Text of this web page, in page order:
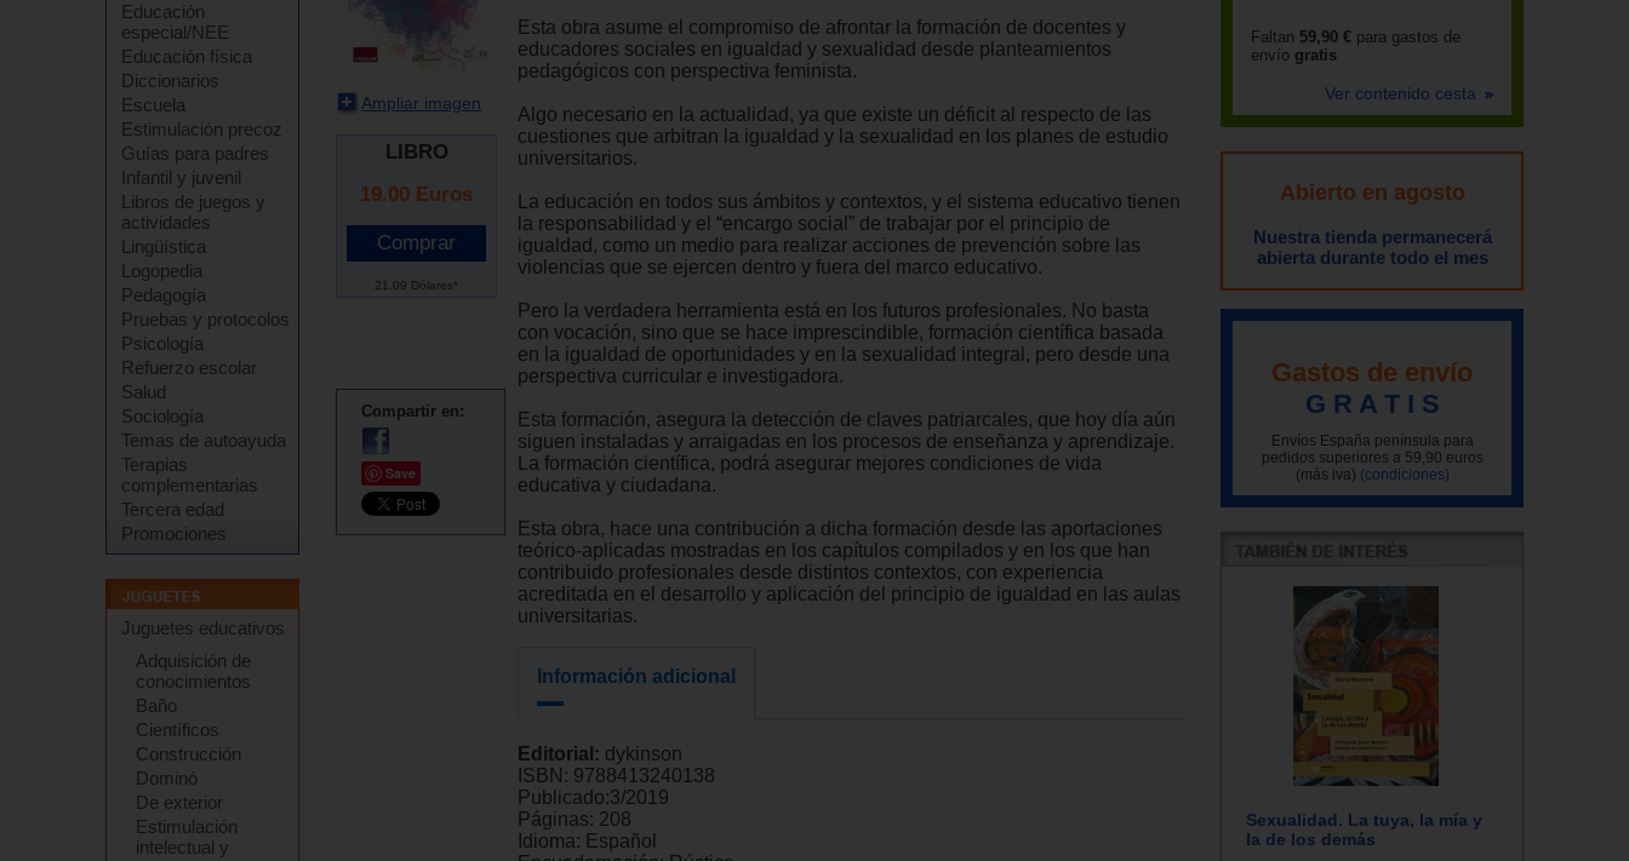
Educación
especial/NEE
Educación física
Diccionarios
Escuela
Estimulación precoz
Guías para padres
Infantil y juvenil
Libros de juegos y
actividades
Lingüística
Logopedia
Pedagogía
Pruebas y protocolos
Psicología
Refuerzo escolar
Salud
Sociología
Temas de autoayuda
Terapias
complementarias
Tercera edad
Promociones
Juguetes educativos
Adquisición de
conocimientos
Baño
Científicos
Construcción
Dominó
De exterior
Estimulación
intelectual y
Ampliar imagen
LIBRO
19.00 Euros
21.09 Dólares*
Compartir en:
Save
Esta obra asume el compromiso de afrontar la formación de docentes y
educadores sociales en igualdad y sexualidad desde planteamientos
pedagógicos con perspectiva feminista.
Algo necesario en la actualidad, ya que existe un déficit al respecto de las
cuestiones que arbitran la igualdad y la sexualidad en los planes de estudio
universitarios.
La educación en todos sus ámbitos y contextos, y el sistema educativo tienen
la responsabilidad y el “encargo social” de trabajar por el principio de
igualdad, como un medio para realizar acciones de prevención sobre las
violencias que se ejercen dentro y fuera del marco educativo.
Pero la verdadera herramienta está en los futuros profesionales. No basta
con vocación, sino que se hace imprescindible, formación científica basada
en la igualdad de oportunidades y en la sexualidad integral, pero desde una
perspectiva curricular e investigadora.
Esta formación, asegura la detección de claves patriarcales, que hoy día aún
siguen instaladas y arraigadas en los procesos de enseñanza y aprendizaje.
La formación científica, podrá asegurar mejores condiciones de vida
educativa y ciudadana.
Esta obra, hace una contribución a dicha formación desde las aportaciones
teórico-aplicadas mostradas en los capítulos compilados y en los que han
contribuido profesionales desde distintos contextos, con experiencia
acreditada en el desarrollo y aplicación del principio de igualdad en las aulas
universitarias.
Información adicional
Editorial: dykinson
ISBN: 9788413240138
Publicado:3/2019
Páginas: 208
Idioma: Español
Faltan 59,90 € para gastos de
envío gratis
Ver contenido cesta
Abierto en agosto
Nuestra tienda permanecerá
abierta durante todo el mes
Gastos de envío
G R A T I S
Envíos España península para
pedidos superiores a 59,90 euros
(más iva) (condiciones)
Sexualidad. La tuya, la mía y
la de los demás